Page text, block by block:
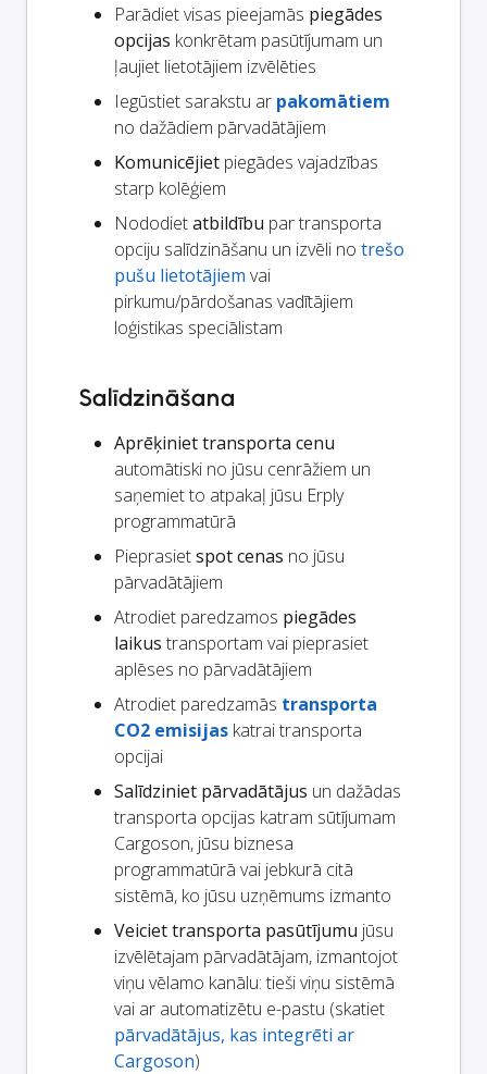
Parādiet visas pieejamās piegādes
opcijas konkrētam pasūtījumam un
ļaujiet lietotājiem izvēlēties
Iegūstiet sarakstu ar pakomātiem
no dažādiem pārvadātājiem
Komunicējiet piegādes vajadzības
starp kolēģiem
Nododietatbildību par transporta
opciju salīdzināšanu un izvēli no trešo
pušu lietotājiem vai
pirkumu/pārdošanas vadītājiem
loģistikas speciālistam
Salīdzināšana
Aprēķiniet transporta cenu
automātiski no jūsu cenrāžiem un
saņemiet to atpakaļ jūsu Erply
programmatūrā
Pieprasietspot cenas no jūsu
pārvadātājiem
Atrodiet paredzamos piegādes
laikus transportam vai pieprasiet
aplēses no pārvadātājiem
Atrodiet paredzamās transporta
CO2 emisijas katrai transporta
opcijai
Salīdziniet pārvadātājus un dažādas
transporta opcijas katram sūtījumam
Cargoson, jūsu biznesa
programmatūrā vai jebkurā citā
sistēmā, ko jūsu uzņēmums izmanto
Veiciet transporta pasūtījumu jūsu
izvēlētajam pārvadātājam, izmantojot
viņu vēlamo kanālu: tieši viņu sistēmā
vai ar automatizētu e-pastu (skatiet
pārvadātājus, kas integrēti ar
Cargoson)